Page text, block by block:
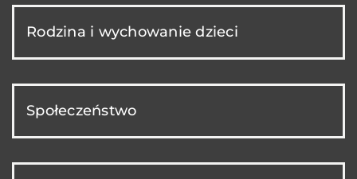
Rodzina i wychowanie dzieci
Społeczeństwo